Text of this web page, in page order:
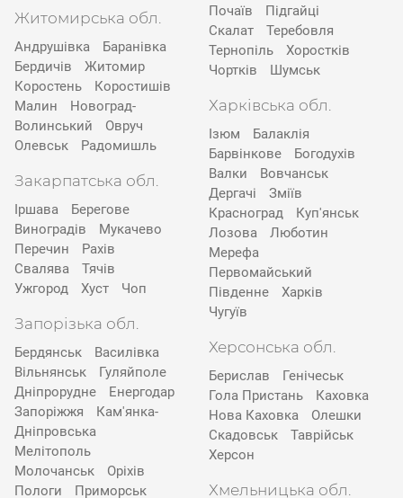
Житомирська обл.
Андрушівка
Баранівка
Бердичів
Житомир
Коростень
Коростишів
Малин
Новоград-
Волинський
Овруч
Олевськ
Радомишль
Закарпатська обл.
Іршава
Берегове
Виноградів
Мукачево
Перечин
Рахів
Свалява
Тячів
Ужгород
Хуст Чоп
Запорізька обл.
Бердянськ
Василівка
Вільнянськ
Гуляйполе
Дніпрорудне
Енергодар
Запоріжжя
Кам'янка-
Дніпровська
Мелітополь
Молочанськ
Оріхів
Пологи
Приморськ
Почаїв
Підгайці
Скалат
Теребовля
Тернопіль
Хоростків
Чортків
Шумськ
Харківська обл.
Ізюм
Балаклія
Барвінкове
Богодухів
Валки
Вовчанськ
Дергачі
Зміїв
Красноград
Куп'янськ
Лозова
Люботин
Мерефа
Первомайський
Південне
Харків
Чугуїв
Херсонська обл.
Берислав
Генічеськ
Гола Пристань
Каховка
Нова Каховка
Олешки
Скадовськ
Таврійськ
Херсон
Хмельницька обл.